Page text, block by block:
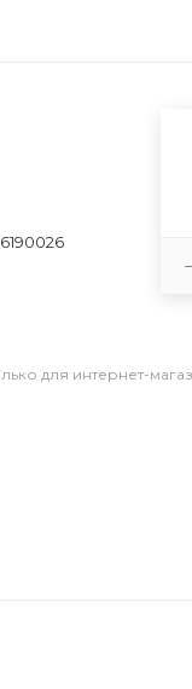
для интернет-